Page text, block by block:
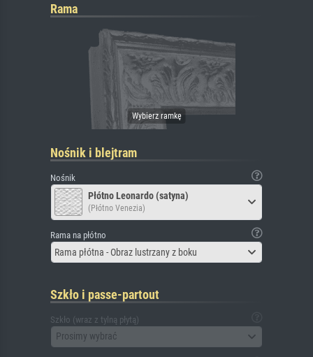
Rama
Nośnik i blejtram
Nośnik
Płótno Leonardo (satyna)
(Płótno Venezia)
Rama na płótno
Rama płótna - Obraz lustrzany z boku
Szkło i passe-partout
Szkło (wraz z tylną płytą)
Prosimy wybrać